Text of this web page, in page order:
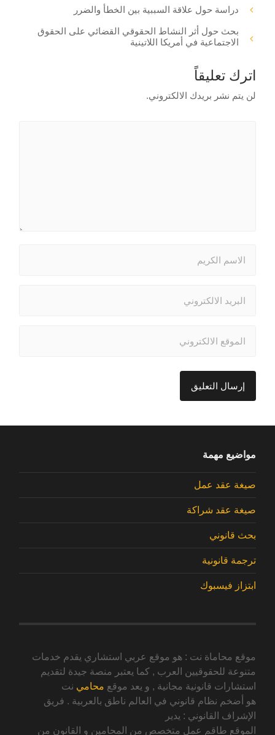
دراسة حول علاقة السببية بين الخطأ والضرر
بحث حول أثر النشاط الحقوقي القضائي على الحقوق
الاجتماعية في أمريكا اللاتينية
اترك تعليقاً
لن يتم نشر بريدك الالكتروني.
مواضيع مهمة
صيغة عقد عمل
صيغة عقد شراكة
بحث قانوني
ترجمة قانونية
ابتزاز فيسبوك
موقع محاماة نت : هو موقع عربي استشاري يقدم خدمات
متنوعة للحقوقيين العرب , كما يعتبر منصة جيدة لتقديم
استشارات قانونية مجانية , و يعد موقع محامي نت
هو أضخم نظام قانوني في العالم ناطق بالعربية . فريق
الإشراف القانوني : يدير
الموقع طاقم عمل متخصص من المحامين و القانون من